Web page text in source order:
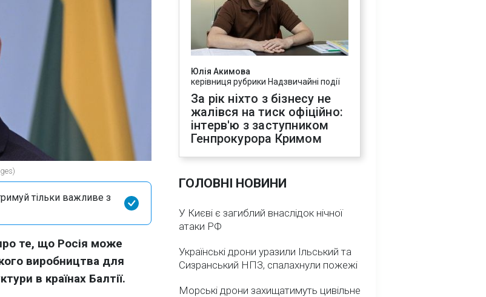
тільки важливе з
те, що Росія може
виробництва для
в країнах Балтії.
Юлія Акимова
керівниця рубрики Надзвичайні події
За рік ніхто з бізнесу не
жалівся на тиск офіційно:
інтерв'ю з заступником
Генпрокурора Кримом
ГОЛОВНІ НОВИНИ
У Києві є загиблий внаслідок нічної
атаки РФ
Українські дрони уразили Ільський та
Сизранський НПЗ, спалахнули пожежі
Морські дрони захищатимуть цивільне